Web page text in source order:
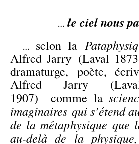
… le ciel nous
… selon la
Alfred Jarry (Laval
dramaturge, poète,
Alfred Jarry
1907) comme la
imaginaires qui s’étend
de la métaphysique que
au-delà de la